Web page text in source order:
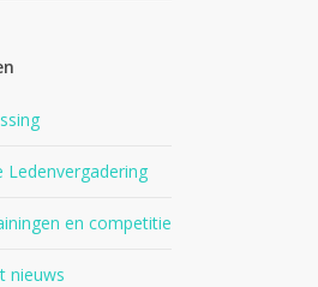
Ledenvergadering
en competitie
nieuws